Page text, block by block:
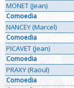
MONET (Jean)
Comoedia
NANCEY (Marcel)
Comoedia
PICAVET (Jean)
Comoedia
PRAXY (Raoul)
Comoedia